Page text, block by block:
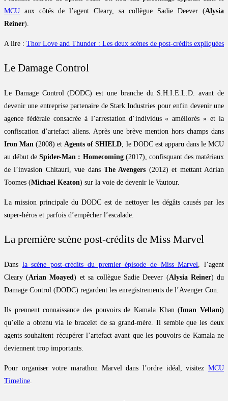
MCU aux côtés de l’agent Cleary, sa collègue Sadie Deever (Alysia
Reiner).
A lire : Thor Love and Thunder : Les deux scènes de post-crédits expliquées
Le Damage Control
Le Damage Control (DODC) est une branche du S.H.I.E.L.D. avant de
devenir une entreprise partenaire de Stark Industries pour enfin devenir une
agence fédérale consacrée à l’arrestation d’individus « améliorés » et la
confiscation d’artefact aliens. Après une brève mention hors champs dans
Iron Man (2008) et Agents of SHIELD , le DODC est apparu dans le MCU
au début deSpider-Man : Homecoming(2017), confisquant des matériaux
de l’invasion Chitauri, vue dans The Avengers (2012) et mettant Adrian
Toomes (Michael Keaton) sur la voie de devenir le Vautour.
La mission principale du DODC est de nettoyer les dégâts causés par les
super-héros et parfois d’empêcher l’escalade.
La première scène post-crédits de Miss Marvel
Dans la scène post-crédits du premier épisode de Miss Marvel , l’agent
Cleary (Arian Moayed) et sa collègue Sadie Deever (Alysia Reiner) du
Damage Control (DODC) regardent les enregistrements de l’Avenger Con.
Ils prennent connaissance des pouvoirs de Kamala Khan (Iman Vellani)
qu’elle a obtenu via le bracelet de sa grand-mère. Il semble que les deux
agents souhaitent récupérer l’artefact avant que les pouvoirs de Kamala ne
deviennent trop importants.
Pour organiser votre marathon Marvel dans l’ordre idéal, visitez MCU
Timeline